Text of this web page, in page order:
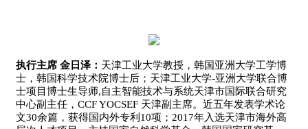
执行主席 金日泽： 天津工业大学教授，韩国亚洲大学工学博
士，韩国科学技术院博士后；天津工业大学-亚洲大学联合博
士项目博士生导师,自主智能技术与系统天津市国际联合研究
中心副主任，CCF YOCSEF 天津副主席。近五年发表学术论
文30余篇，获得国内外专利10项；2017年入选天津市海外高